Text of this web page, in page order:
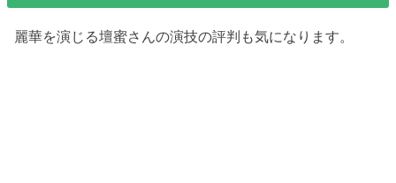
麗華を演じる壇蜜さんの演技の評判も気になります。